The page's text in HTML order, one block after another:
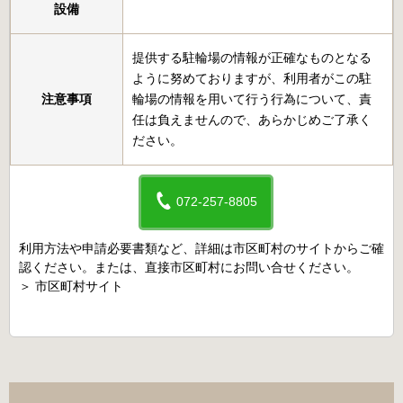
設備
注意事項
提供する駐輪場の情報が正確なものとなる
ように努めておりますが、利用者がこの駐
輪場の情報を用いて行う行為について、責
任は負えませんので、あらかじめご了承く
ださい。
072-257-8805
利用方法や申請必要書類など、詳細は市区町村のサイトからご確
認ください。または、直接市区町村にお問い合せください。
＞ 市区町村サイト